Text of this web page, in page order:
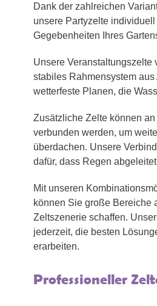
Dank der zahlreichen
unsere Partyzelte
Gegebenheiten Ihres
Unsere Veranstaltungszelte
stabiles Rahmensystem aus
wetterfeste Planen, die
Zusätzliche Zelte können
verbunden werden, um
überdachen. Unsere
dafür, dass Regen
Mit unseren
können Sie große Bereiche
Zeltszenerie schaffen.
jederzeit, die besten
erarbeiten.
Professioneller